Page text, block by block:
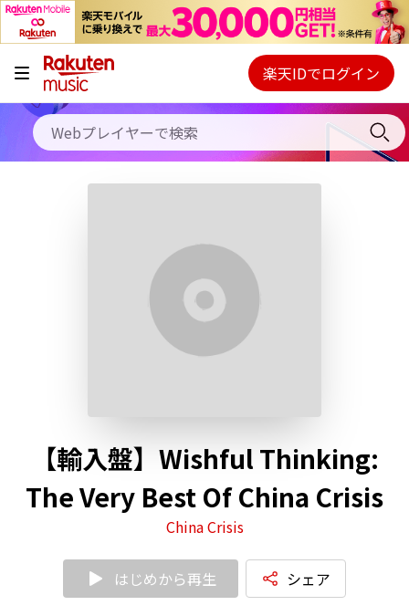
キャンペーン
料金プラン
使い方
Webプレイヤー
ご契約内容の確認・変更
楽天IDでログイン
【輸入盤】Wishful Thinking:
The Very Best Of China Crisis
China Crisis
はじめから再生 シェア